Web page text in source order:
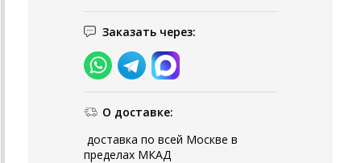
Заказать через:
О доставке:
доставка по всей Москве в
пределах МКАД